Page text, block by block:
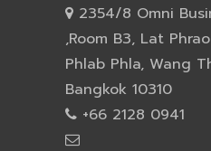
2354/8 Omni
,Room B3, Lat
Phlab Phla, Wang
Bangkok 10310
+66 2128 0941